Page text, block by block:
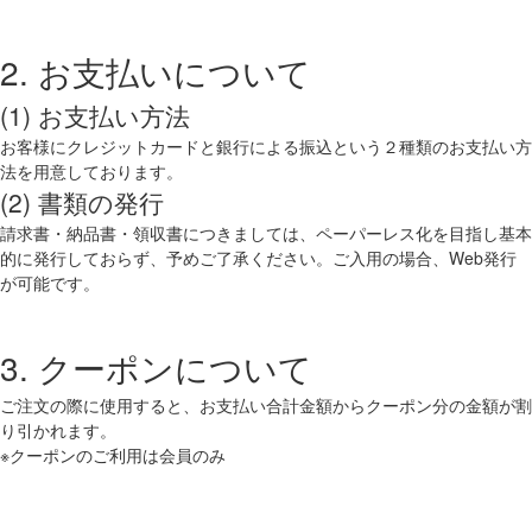
2. お支払いについて
(1) お支払い方法
お客様にクレジットカードと銀行による振込という２種類のお支払い方
法を用意しております。
(2) 書類の発行
請求書・納品書・領収書につきましては、ペーパーレス化を目指し基本
的に発行しておらず、予めご了承ください。ご入用の場合、Web発行
が可能です。
3. クーポンについて
ご注文の際に使用すると、お支払い合計金額からクーポン分の金額が割
り引かれます。
※クーポンのご利用は会員のみ